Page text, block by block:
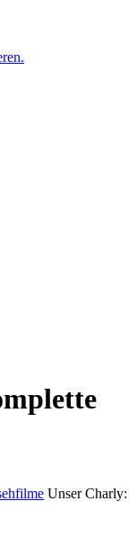
Unser Charly: